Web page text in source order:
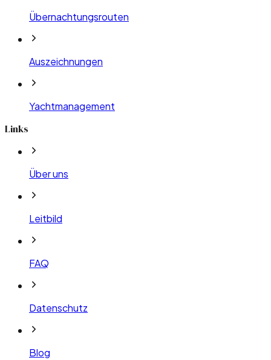
Übernachtungsrouten
Auszeichnungen
Yachtmanagement
Links
Über uns
Leitbild
FAQ
Datenschutz
Blog